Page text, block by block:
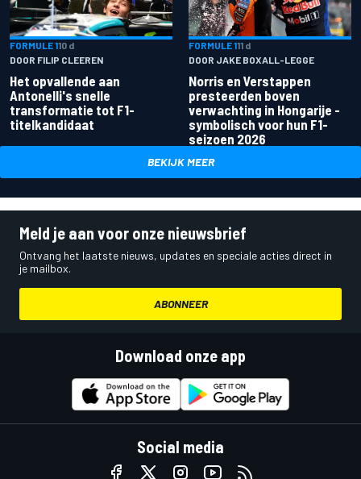
FORMULE 110 d
DOOR FILIP CLEEREN
Het opvallende aan
Antonelli's snelle
transformatie tot F1-
titelkandidaat
FORMULE 111 d
DOOR JAKE BOXALL-LEGGE
Norris en Verstappen
presteerden boven
verwachting in Hongarije -
symbolisch voor hun F1-
seizoen 2026
BEKIJK MEER
Meld je aan voor onze nieuwsbrief
Ontvang het laatste nieuws, updates en speciale acties direct in
je mailbox.
ABONNEER
Download onze app
Social media